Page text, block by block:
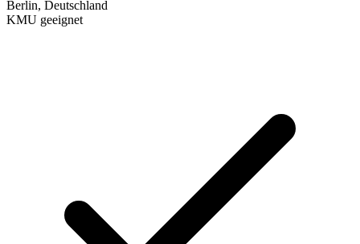
Berlin, Deutschland
KMU geeignet